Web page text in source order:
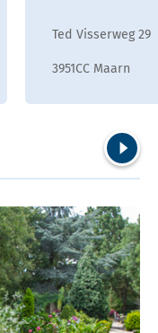
Ted Visserweg 29
3951CC Maarn